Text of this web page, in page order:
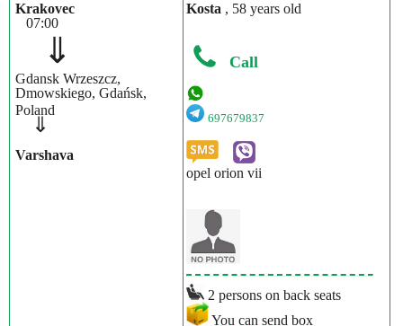
Krakovec
07:00
⇓
Gdansk Wrzeszcz,
Dmowskiego, Gdańsk,
Poland
⇓
Varshava
Kosta , 58 years old
Call
697679837
opel orion vii
2 persons on back seats
You can send box